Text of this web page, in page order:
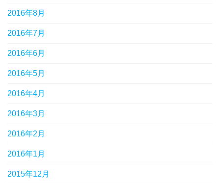
2016年8月
2016年7月
2016年6月
2016年5月
2016年4月
2016年3月
2016年2月
2016年1月
2015年12月